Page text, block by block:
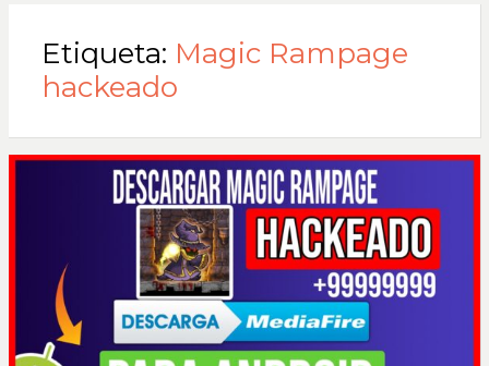
Etiqueta: Magic Rampage
hackeado